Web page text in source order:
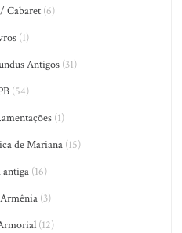
Cabaret (6)
(1)
Antigos (31)
(54)
(1)
de Mariana(15)
antiga (16)
(3)
(12)